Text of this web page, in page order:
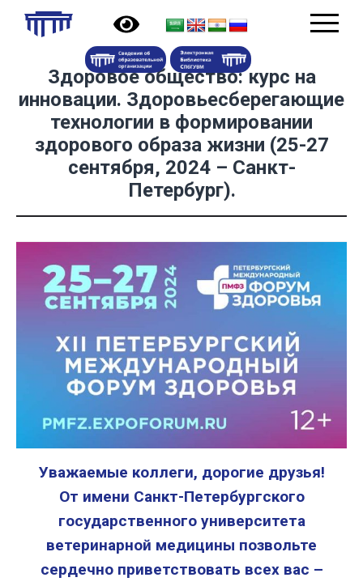
Здоровое общество: курс на
инновации. Здоровьесберегающие
технологии в формировании
здорового образа жизни (25-27
сентября, 2024 – Санкт-
Петербург).
Уважаемые коллеги, дорогие друзья!
От имени Санкт-Петербургского
государственного университета
ветеринарной медицины позвольте
сердечно приветствовать всех вас –